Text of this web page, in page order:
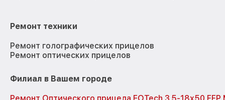
Ремонт техники
Ремонт голографических прицелов
Ремонт оптических прицелов
Филиал в Вашем городе